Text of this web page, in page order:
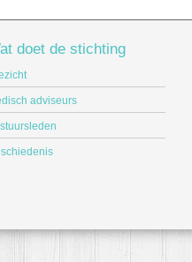
doet de stichting
adviseurs